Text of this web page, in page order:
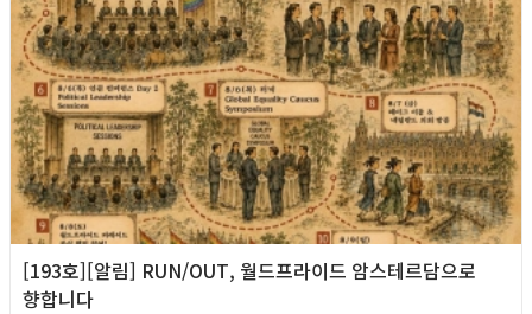
[193호][알림] RUN/OUT, 월드프라이드 암스테르담으로
향합니다